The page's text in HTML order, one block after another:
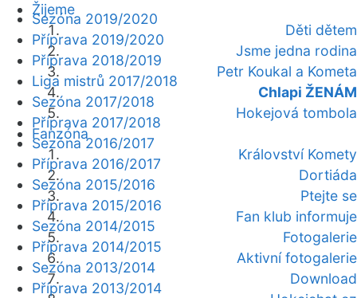
Žijeme
Děti dětem
Jsme jedna rodina
Petr Koukal a Kometa
Chlapi ŽENÁM
Hokejová tombola
Fanzóna
Království Komety
Dortiáda
Ptejte se
Fan klub informuje
Fotogalerie
Aktivní fotogalerie
Download
Sezóna 2019/2020
Příprava 2019/2020
Příprava 2018/2019
Liga mistrů 2017/2018
Sezóna 2017/2018
Příprava 2017/2018
Sezóna 2016/2017
Příprava 2016/2017
Sezóna 2015/2016
Příprava 2015/2016
Sezóna 2014/2015
Příprava 2014/2015
Sezóna 2013/2014
Příprava 2013/2014